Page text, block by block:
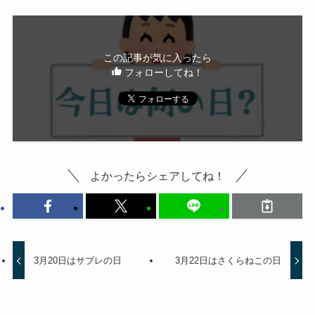
この記事が気に入ったら
フォローしてね！
よかったらシェアしてね！
3月20日はサブレの日 3月22日はさくらねこの日